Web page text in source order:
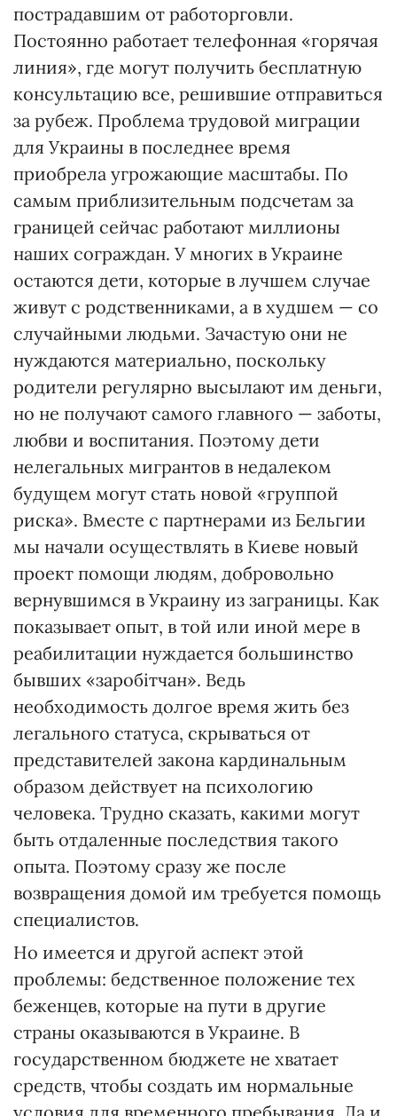
пострадавшим от работорговли.
Постоянно работает телефонная «горячая
линия», где могут получить бесплатную
консультацию все, решившие отправиться
за рубеж. Проблема трудовой миграции
для Украины в последнее время
приобрела угрожающие масштабы. По
самым приблизительным подсчетам за
границей сейчас работают миллионы
наших сограждан. У многих в Украине
остаются дети, которые в лучшем случае
живут с родственниками, а в худшем — со
случайными людьми. Зачастую они не
нуждаются материально, поскольку
родители регулярно высылают им деньги,
но не получают самого главного — заботы,
любви и воспитания. Поэтому дети
нелегальных мигрантов в недалеком
будущем могут стать новой «группой
риска». Вместе с партнерами из Бельгии
мы начали осуществлять в Киеве новый
проект помощи людям, добровольно
вернувшимся в Украину из заграницы. Как
показывает опыт, в той или иной мере в
реабилитации нуждается большинство
бывших «заробітчан». Ведь
необходимость долгое время жить без
легального статуса, скрываться от
представителей закона кардинальным
образом действует на психологию
человека. Трудно сказать, какими могут
быть отдаленные последствия такого
опыта. Поэтому сразу же после
возвращения домой им требуется помощь
специалистов.
Но имеется и другой аспект этой
проблемы: бедственное положение тех
беженцев, которые на пути в другие
страны оказываются в Украине. В
государственном бюджете не хватает
средств, чтобы создать им нормальные